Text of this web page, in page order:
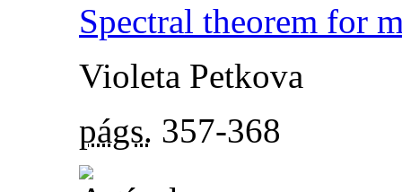
Spectral theorem for
Violeta Petkova
págs. 357-368